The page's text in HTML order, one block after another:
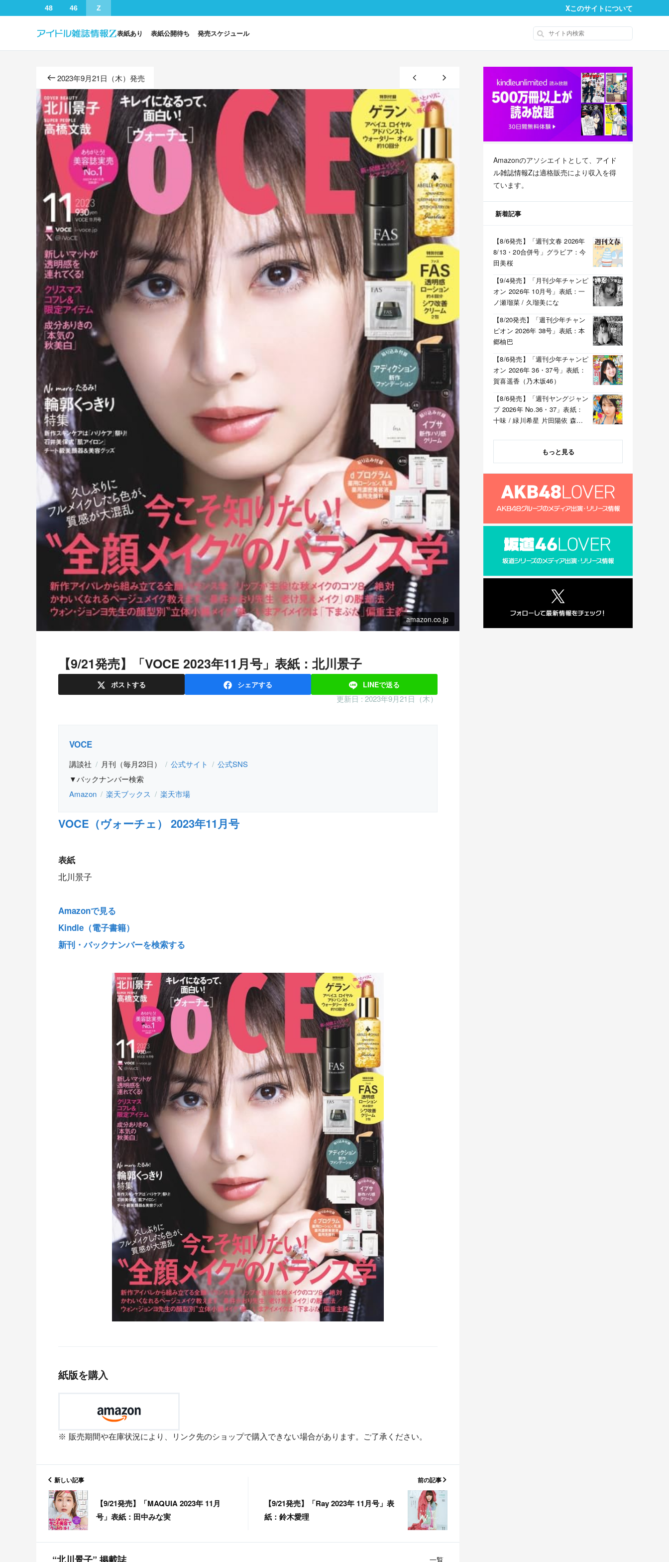
48 46 Z Xこのサイトについて
表紙あり 表紙公開待ち 発売スケジュール
2023年9月21日（木）発売
amazon.co.jp
【9/21発売】「VOCE 2023年11月号」表紙：北川景子
ポストする シェアする LINEで送る
更新日 : 2023年9月21日（木）
VOCE
講談社 月刊（毎月23日） 公式サイト
公式SNS
▼バックナンバー検索
Amazon
楽天ブックス 楽天市場
VOCE（ヴォーチェ） 2023年11月号
表紙
北川景子
Amazonで見る
Kindle（電子書籍）
新刊・バックナンバーを検索する
紙版を購入
販売期間や在庫状況により、リンク先のショップで購入できない場合があります。ご了承ください。
新しい記事
【9/21発売】「MAQUIA 2023年 11月
号」表紙：田中みな実
前の記事
【9/21発売】「Ray 2023年 11月号」表
紙：鈴木愛理
一覧
Amazonのアソシエイトとして、 アイド
ル雑誌情報Zは適格販売により収入を得
ています。
新着記事
【8/6発売】「週刊文春 2026年
8/13・20合併号」グラビア：今
田美桜
【9/4発売】「月刊少年チャンピ
オン 2026年 10月号」表紙：一
ノ瀬瑠菜 / 久瑠美にな
【8/20発売】「週刊少年チャン
ピオン 2026年 38号」表紙：本
郷柚巴
【8/6発売】「週刊少年チャンピ
オン 2026年 36・37号」表紙：
賀喜遥香（乃木坂46）
【8/6発売】「週刊ヤングジャン
プ 2026年 No.36・37」表紙：
十味 / 緑川希星 片田陽依 森湖
もっと見る